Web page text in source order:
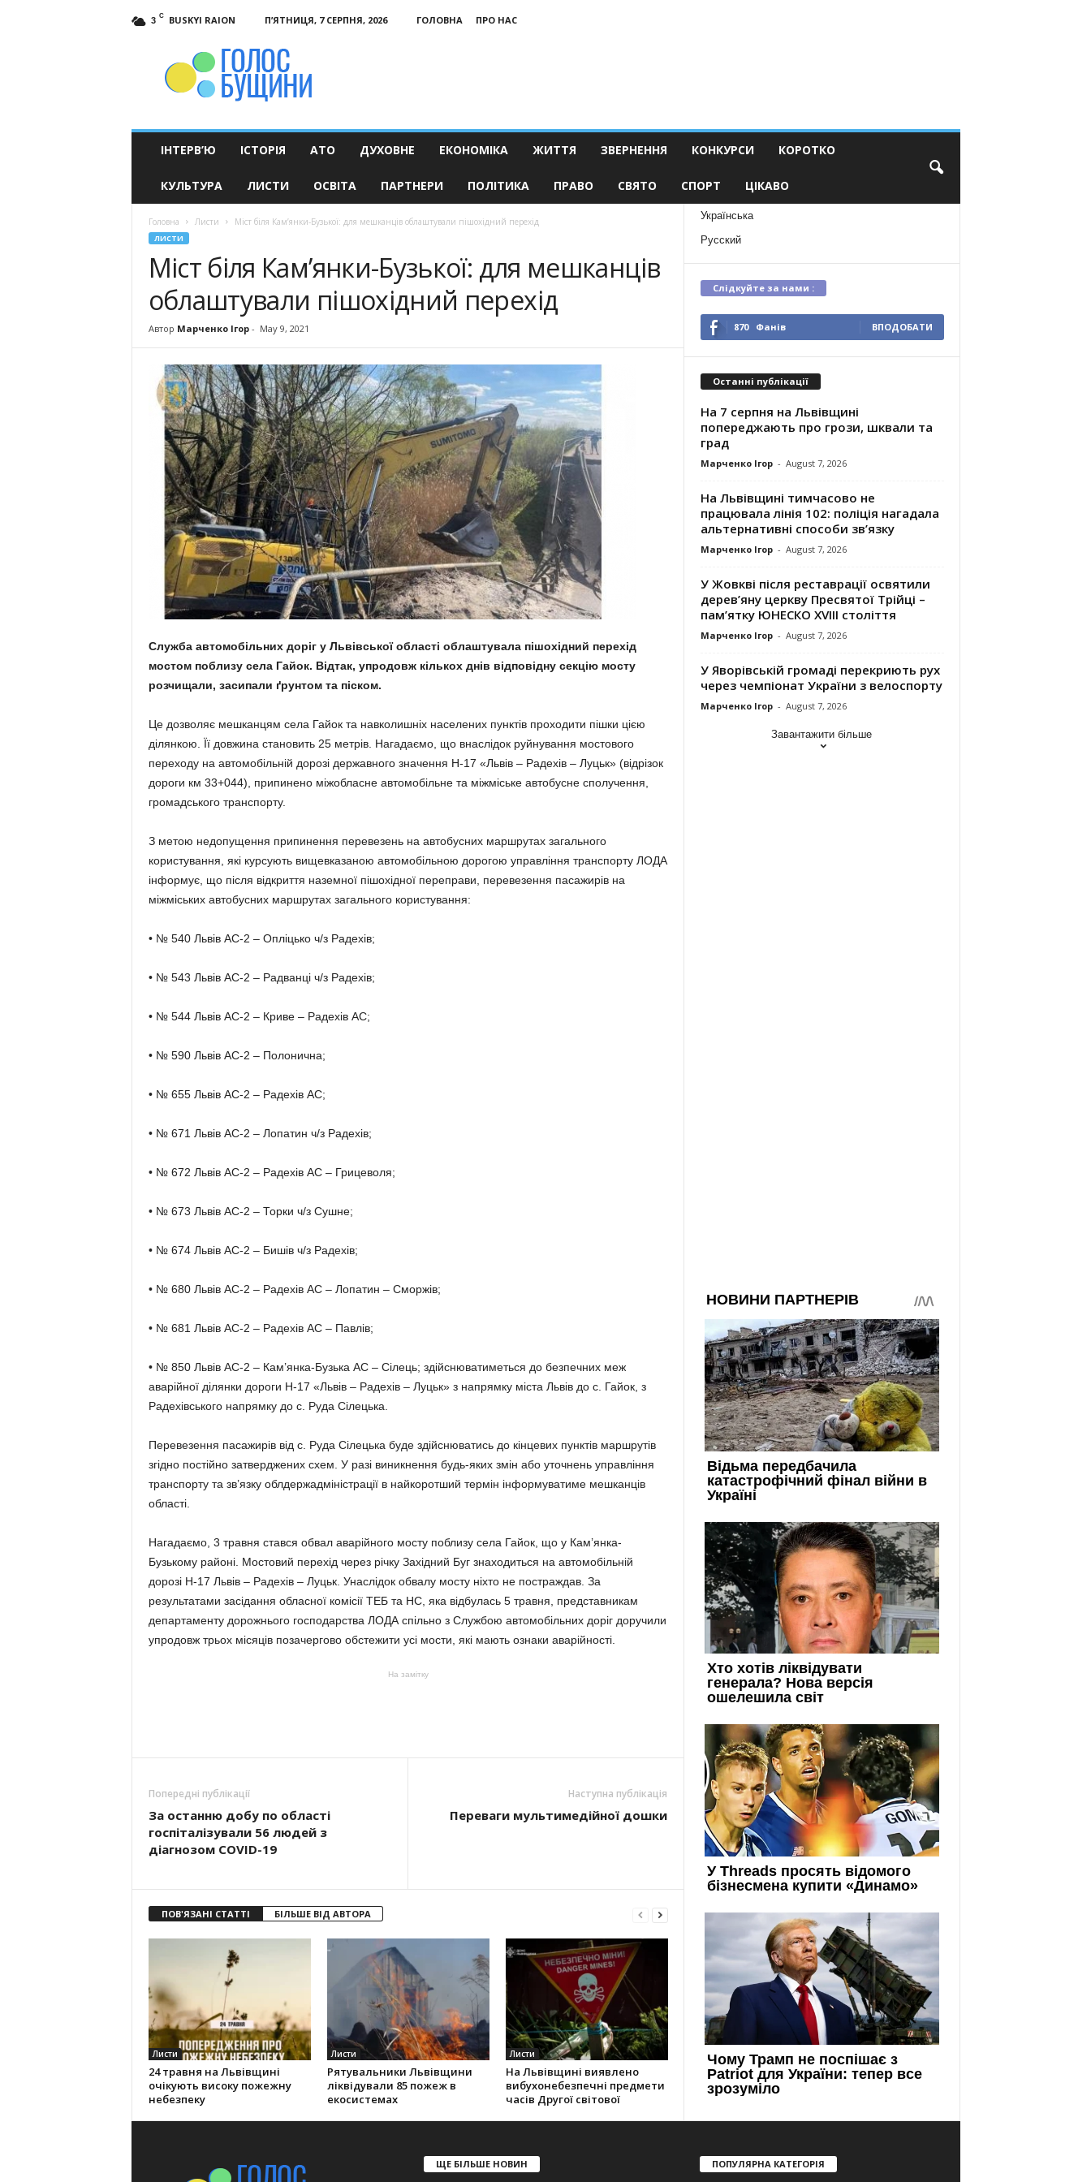
3 C BUSKYI RAION П’ЯТНИЦЯ, 7 СЕРПНЯ, 2026 ГОЛОВНА
ПРО НАС
ІНТЕРВ’Ю ІСТОРІЯ АТО ДУХОВНЕ ЕКОНОМІКА ЖИТТЯ ЗВЕРНЕННЯ КОНКУРСИ КОРОТКО
КУЛЬТУРА ЛИСТИ ОСВІТА ПАРТНЕРИ ПОЛІТИКА ПРАВО СВЯТО СПОРТ ЦІКАВО
Головна Листи Міст біля Кам’янки-Бузької: для мешканців облаштували пішохідний перехід
ЛИСТИ
Міст біля Кам’янки-Бузької: для мешканців
облаштували пішохідний перехід
Автор Марченко Ігор- May 9, 2021
Служба автомобільних доріг у Львівської області облаштувала пішохідний перехід
мостом поблизу села Гайок. Відтак, упродовж кількох днів відповідну секцію мосту
розчищали, засипали ґрунтом та піском.
Це дозволяє мешканцям села Гайок та навколишніх населених пунктів проходити пішки цією
ділянкою. Її довжина становить 25 метрів. Нагадаємо, що внаслідок руйнування мостового
переходу на автомобільній дорозі державного значення H-17 «Львів – Радехів – Луцьк» (відрізок
дороги км 33+044), припинено міжобласне автомобільне та міжміське автобусне сполучення,
громадського транспорту.
З метою недопущення припинення перевезень на автобусних маршрутах загального
користування, які курсують вищевказаною автомобільною дорогою управління транспорту ЛОДА
інформує, що після відкриття наземної пішохідної переправи, перевезення пасажирів на
міжміських автобусних маршрутах загального користування:
• № 540 Львів АС-2 – Опліцько ч/з Радехів;
• № 543 Львів АС-2 – Радванці ч/з Радехів;
• № 544 Львів АС-2 – Криве – Радехів АС;
• № 590 Львів АС-2 – Полонична;
• № 655 Львів АС-2 – Радехів АС;
• № 671 Львів АС-2 – Лопатин ч/з Радехів;
• № 672 Львів АС-2 – Радехів АС – Грицеволя;
• № 673 Львів АС-2 – Торки ч/з Сушне;
• № 674 Львів АС-2 – Бишів ч/з Радехів;
• № 680 Львів АС-2 – Радехів АС – Лопатин – Сморжів;
• № 681 Львів АС-2 – Радехів АС – Павлів;
• № 850 Львів АС-2 – Кам’янка-Бузька АС – Сілець; здійснюватиметься до безпечних меж
аварійної ділянки дороги H-17 «Львів – Радехів – Луцьк» з напрямку міста Львів до с. Гайок, з
Радехівського напрямку до с. Руда Сілецька.
Перевезення пасажирів від с. Руда Сілецька буде здійснюватись до кінцевих пунктів маршрутів
згідно постійно затверджених схем. У разі виникнення будь-яких змін або уточнень управління
транспорту та зв’язку облдержадміністрації в найкоротший термін інформуватиме мешканців
області.
Нагадаємо, 3 травня стався обвал аварійного мосту поблизу села Гайок, що у Кам’янка-
Бузькому районі. Мостовий перехід через річку Західний Буг знаходиться на автомобільній
дорозі Н-17 Львів – Радехів – Луцьк. Унаслідок обвалу мосту ніхто не постраждав. За
результатами засідання обласної комісії ТЕБ та НС, яка відбулась 5 травня, представникам
департаменту дорожнього господарства ЛОДА спільно з Службою автомобільних доріг доручили
упродовж трьох місяців позачергово обстежити усі мости, які мають ознаки аварійності.
На замітку
Попередні публікації
За останню добу по області
госпіталізували 56 людей з
діагнозом COVID-19
Наступна публікація
Переваги мультимедійної дошки
ПОВ'ЯЗАНІ СТАТТІ БІЛЬШЕ ВІД АВТОРА
Листи
24 травня на Львівщині
очікують високу пожежну
небезпеку
Листи
Рятувальники Львівщини
ліквідували 85 пожеж в
екосистемах
Листи
На Львівщині виявлено
вибухонебезпечні предмети
часів Другої світової
Українська
Русский
Слідкуйте за нами :
870 Фанів ВПОДОБАТИ
Останні публікації
На 7 серпня на Львівщині
попереджають про грози, шквали та
град
Марченко Ігор - August 7, 2026
На Львівщині тимчасово не
працювала лінія 102: поліція нагадала
альтернативні способи зв’язку
Марченко Ігор - August 7, 2026
У Жовкві після реставрації освятили
дерев’яну церкву Пресвятої Трійці –
пам’ятку ЮНЕСКО XVIII століття
Марченко Ігор - August 7, 2026
У Яворівській громаді перекриють рух
через чемпіонат України з велоспорту
Марченко Ігор - August 7, 2026
Завантажити більше
ЩЕ БІЛЬШЕ НОВИН ПОПУЛЯРНА КАТЕГОРІЯ